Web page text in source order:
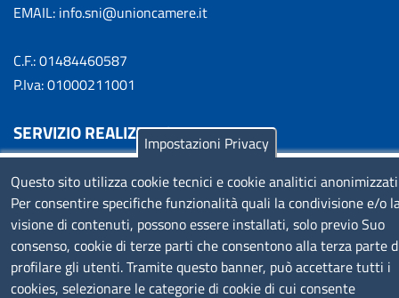
EMAIL: info.sni@unioncamere.it
C.F.: 01484460587
P.Iva: 01000211001
SERVIZIO REALIZZATO DA
SEGUICI SU
Impostazioni Privacy
Questo sito utilizza cookie tecnici e cookie analitici
Per consentire specifiche funzionalità quali la condivisione e/o
visione di contenuti, possono essere installati, solo previo Suo
consenso, cookie di terze parti che consentono alla terza parte
profilare gli utenti. Tramite questo banner, può accettare tutti i
cookies, selezionare le categorie di cookie di cui consente